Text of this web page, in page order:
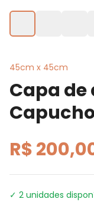
45cm x 45cm
Capa
R$
✓ 2 unidades